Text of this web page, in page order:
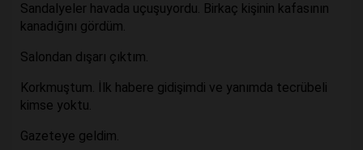
Sandalyeler havada uçuşuyordu. Birkaç kişinin kafasının
kanadığını gördüm.
Salondan dışarı çıktım.
Korkmuştum. İlk habere gidişimdi ve yanımda tecrübeli
kimse yoktu.
Gazeteye geldim.